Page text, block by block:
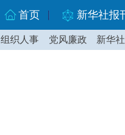
首页 新华社报
组织人事 党风廉政 新华